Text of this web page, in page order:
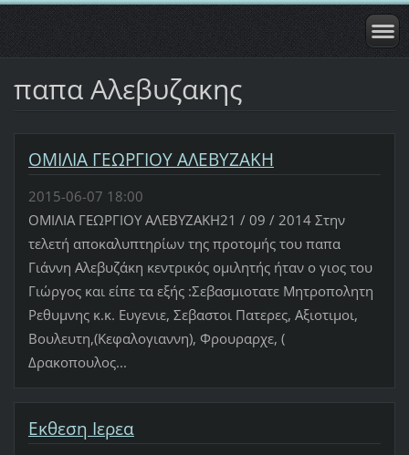
παπα Αλεβυζακης
ΟΜΙΛΙΑ ΓΕΩΡΓΙΟΥ ΑΛΕΒΥΖΑΚΗ
2015-06-07 18:00
ΟΜΙΛΙΑ ΓΕΩΡΓΙΟΥ ΑΛΕΒΥΖΑΚΗ21 / 09 / 2014 Στην
τελετή αποκαλυπτηρίων της προτομής του παπα
Γιάννη Αλεβυζάκη κεντρικός ομιλητής ήταν ο γιος του
Γιώργος και είπε τα εξής :Σεβασμιοτατε Μητροπολητη
Ρεθυμνης κ.κ. Ευγενιε, Σεβαστοι Πατερες, Αξιοτιμοι,
Βουλευτη,(Κεφαλογιαννη), Φρουραρχε, (
Δρακοπουλος...
Εκθεση Ιερεα